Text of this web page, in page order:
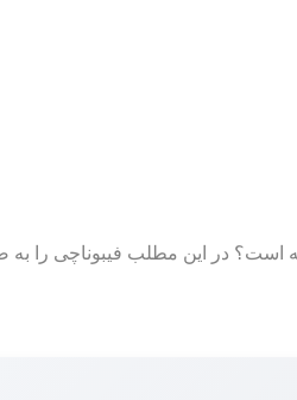
است؟ در این مطلب فیبوناچی